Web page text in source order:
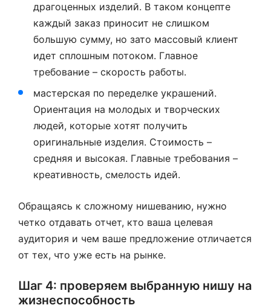
драгоценных изделий. В таком концепте
каждый заказ приносит не слишком
большую сумму, но зато массовый клиент
идет сплошным потоком. Главное
требование – скорость работы.
мастерская по переделке украшений.
Ориентация на молодых и творческих
людей, которые хотят получить
оригинальные изделия. Стоимость –
средняя и высокая. Главные требования –
креативность, смелость идей.
Обращаясь к сложному нишеванию, нужно
четко отдавать отчет, кто ваша целевая
аудитория и чем ваше предложение отличается
от тех, что уже есть на рынке.
Шаг 4: проверяем выбранную нишу на
жизнеспособность